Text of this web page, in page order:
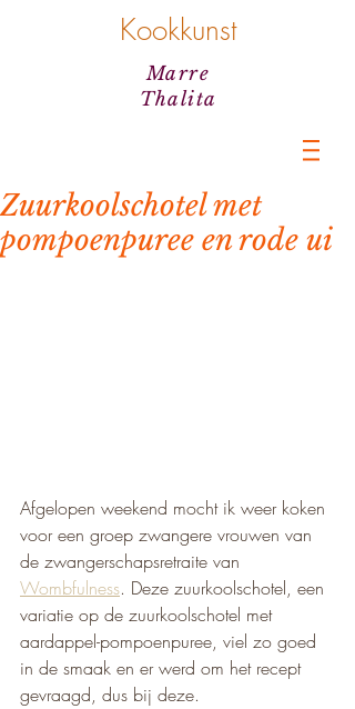
Kookkunst
Marre
Thalita
Zuurkoolschotel met
pompoenpuree en rode ui
Afgelopen weekend mocht ik weer koken
voor een groep zwangere vrouwen van
de zwangerschapsretraite van
Wombfulness. Deze zuurkoolschotel, een
variatie op de zuurkoolschotel met
aardappel-pompoenpuree, viel zo goed
in de smaak en er werd om het recept
gevraagd, dus bij deze.